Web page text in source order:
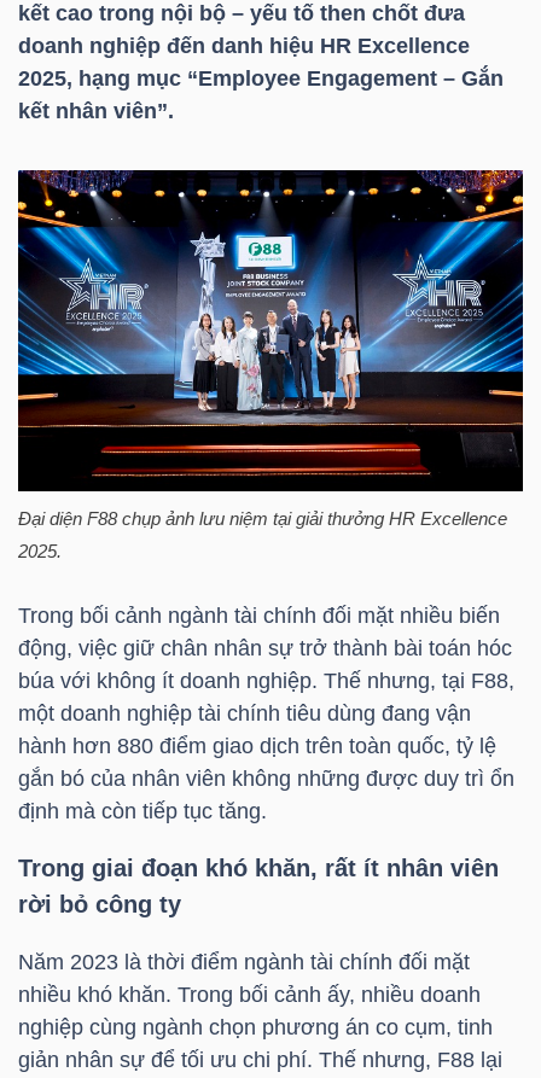
kết cao trong nội bộ – yếu tố then chốt đưa
doanh nghiệp đến danh hiệu HR Excellence
2025, hạng mục “Employee Engagement – Gắn
kết nhân viên”.
Đại diện F88chụp ảnh lưu niệm tại giải thưởng HR Excellence
2025.
Trong bối cảnh ngành tài chính đối mặt nhiều biến
động, việc giữ chân nhân sự trở thành bài toán hóc
búa với không ít doanh nghiệp. Thế nhưng, tại F88,
một doanh nghiệp tài chính tiêu dùng đang vận
hành hơn 880 điểm giao dịch trên toàn quốc, tỷ lệ
gắn bó của nhân viên không những được duy trì ổn
định mà còn tiếp tục tăng.
Trong giai đoạn khó khăn, rất ít nhân viên
rời bỏ công ty
Năm 2023 là thời điểm ngành tài chính đối mặt
nhiều khó khăn. Trong bối cảnh ấy, nhiều doanh
nghiệp cùng ngành chọn phương án co cụm, tinh
giản nhân sự để tối ưu chi phí. Thế nhưng, F88 lại
BẤT
ĐỘNG
SẢN
TÀI
CHÍNH
HÀNG
KINH
TẾ
THẾ
GIỚI
ĐÔNG
DƯƠNG
CHÍNH
CÁ
NHÂN